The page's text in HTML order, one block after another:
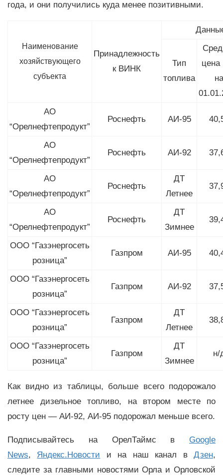
года, и они получились куда менее позитивными.
Наименование
хозяйствующего
субъекта
Принадлежность
к ВИНК
Тип
топлива
цена
на
АО
“Орелнефтепродукт”
Роснефть АИ-95
АО
“Орелнефтепродукт”
Роснефть АИ-92
АО
“Орелнефтепродукт”
Роснефть
ДТ
Летнее
АО
“Орелнефтепродукт”
Роснефть
ДТ
Зимнее
ООО “Газэнергосеть
розница”
Газпром АИ-95
ООО “Газэнергосеть
розница”
Газпром АИ-92
ООО “Газэнергосеть
розница”
Газпром
ДТ
Летнее
ООО “Газэнергосеть
розница”
Газпром
ДТ
Зимнее
н/
Как видно из таблицы, больше всего подорожало
летнее дизельное топливо, на втором месте по
росту цен — АИ-92, АИ-95 подорожал меньше всего.
Подписывайтесь на ОрелТаймс в Google
News, Яндекс.Новости и на наш канал вДзен,
следите за главными новостями Орла и Орловской